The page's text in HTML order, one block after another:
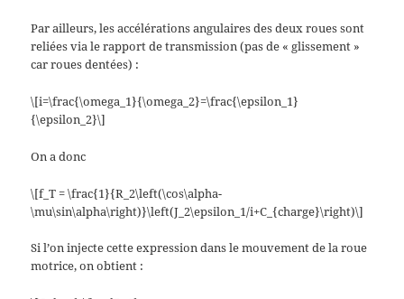
Par ailleurs, les accélérations angulaires des deux roues sont
reliées via le rapport de transmission (pas de « glissement »
car roues dentées) :
\[i=\frac{\omega_1}{\omega_2}=\frac{\epsilon_1}
{\epsilon_2}\]
On a donc
\[f_T = \frac{1}{R_2\left(\cos\alpha-
\mu\sin\alpha\right)}\left(J_2\epsilon_1/i+C_{charge}\right)\]
Si l’on injecte cette expression dans le mouvement de la roue
motrice, on obtient :